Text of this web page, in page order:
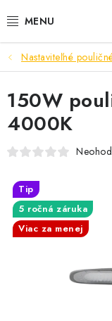
na
PRIEMYSEL
SVIETIDLÁ
ŽIAROVKY A
ELEKTROMATERIÁL
SAMSUNG
Nastaviteľné
150W
4000K
Tip
5 ročná záruka
Viac za menej